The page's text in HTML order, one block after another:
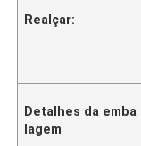
Realçar:
Detalhes da emba
lagem